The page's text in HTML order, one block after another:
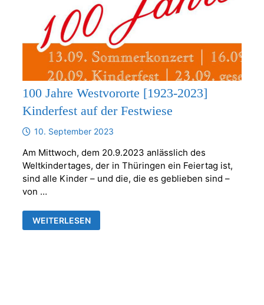
100 Jahre Westvororte [1923-2023]
Kinderfest auf der Festwiese
10. September 2023
Am Mittwoch, dem 20.9.2023 anlässlich des
Weltkindertages, der in Thüringen ein Feiertag ist,
sind alle Kinder – und die, die es geblieben sind –
von …
100
JAHRE
WEITERLESEN